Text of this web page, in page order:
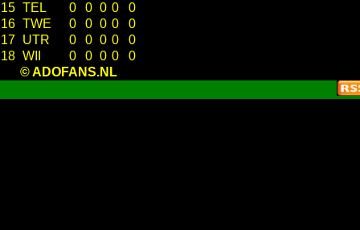
15 TEL 0 0 0 0
0
16 TWE 0 0 0 0
0
17 UTR 0 0 0 0
0
18 WII 0 0 0 0
0
© ADOFANS.NL